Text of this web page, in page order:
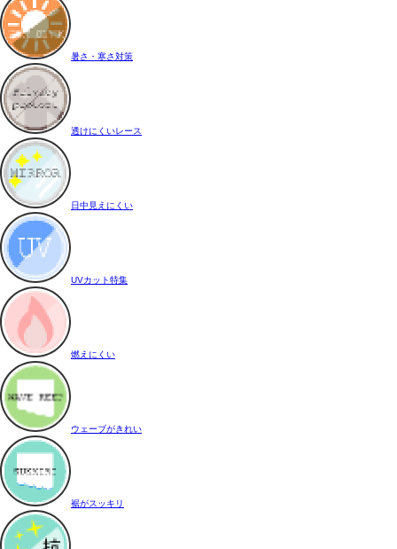
暑さ・寒さ対策
透けにくいレース
日中見えにくい
UVカット特集
燃えにくい
ウェーブがきれい
裾がスッキリ